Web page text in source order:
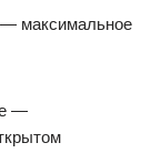
— максимальное
—